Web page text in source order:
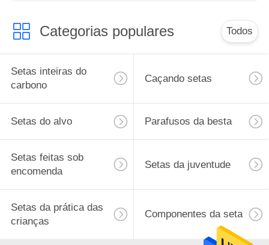
Categorias populares Todos
Setas inteiras do
carbono
Caçando setas
Setas do alvo Parafusos da besta
Setas feitas sob
encomenda
Setas da juventude
Setas da prática das
crianças
Componentes da seta